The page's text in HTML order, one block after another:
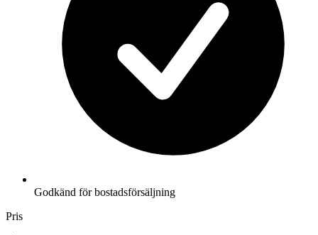
Godkänd för bostadsförsäljning
Pris